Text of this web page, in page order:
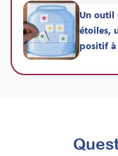
Durée
Un outil
étoiles,
positif à